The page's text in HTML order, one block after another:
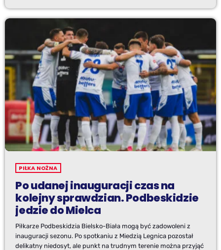
PIŁKA NOŻNA
Po udanej inauguracji czas na
kolejny sprawdzian. Podbeskidzie
jedzie do Mielca
Piłkarze Podbeskidzia Bielsko-Biała mogą być zadowoleni z
inauguracji sezonu. Po spotkaniu z Miedzią Legnica pozostał
delikatny niedosyt, ale punkt na trudnym terenie można przyjąć